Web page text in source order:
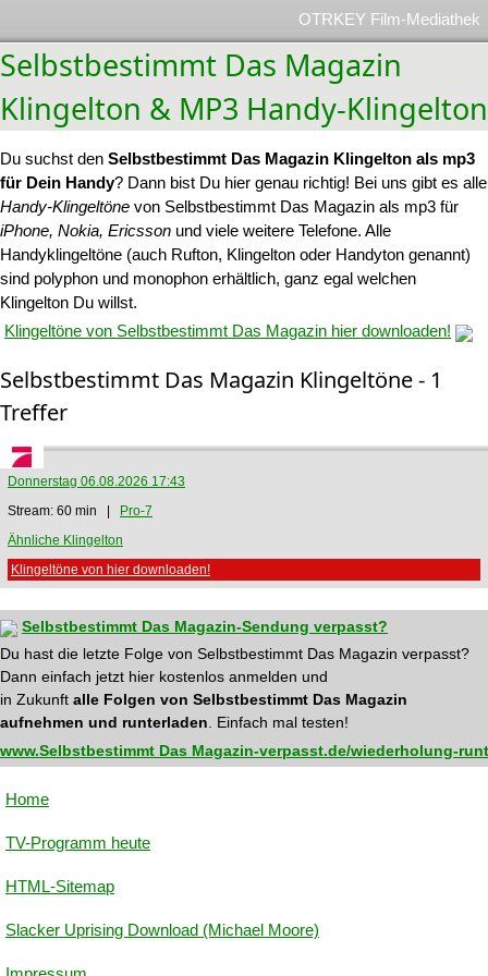
OTRKEY Film-Mediathek
Selbstbestimmt Das Magazin
Klingelton & MP3 Handy-Klingelton
Du suchst den Selbstbestimmt Das Magazin Klingelton als mp3
für Dein Handy? Dann bist Du hier genau richtig! Bei uns gibt es alle
Handy-Klingeltöne von Selbstbestimmt Das Magazin als mp3 für
iPhone, Nokia, Ericsson und viele weitere Telefone. Alle
Handyklingeltöne (auch Rufton, Klingelton oder Handyton genannt)
sind polyphon und monophon erhältlich, ganz egal welchen
Klingelton Du willst.
Klingeltöne von Selbstbestimmt Das Magazin hier downloaden!
Selbstbestimmt Das Magazin Klingeltöne - 1
Treffer
Donnerstag 06.08.2026 17:43
Stream: 60 min |
Pro-7
Ähnliche Klingelton
Klingeltöne von hier downloaden!
Selbstbestimmt Das Magazin-Sendung verpasst?
Du hast die letzte Folge von Selbstbestimmt Das Magazin verpasst?
Dann einfach jetzt hier kostenlos anmelden und
in Zukunft alle Folgen von Selbstbestimmt Das Magazin
aufnehmen und runterladen . Einfach mal testen!
www.Selbstbestimmt Das Magazin-verpasst.de/wiederholung-
Home
TV-Programm heute
HTML-Sitemap
Slacker Uprising Download (Michael Moore)